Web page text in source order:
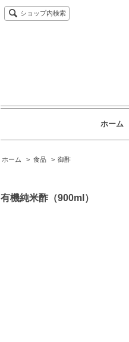
ショップ内検索
ホーム
ホーム > 食品 > 御酢
有機純米酢（900ml）